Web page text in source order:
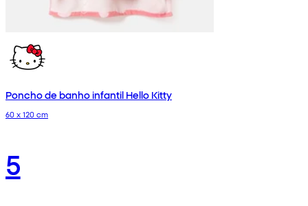
Poncho de banho infantil Hello Kitty
60 x 120 cm
5